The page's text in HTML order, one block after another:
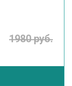
1980 руб.